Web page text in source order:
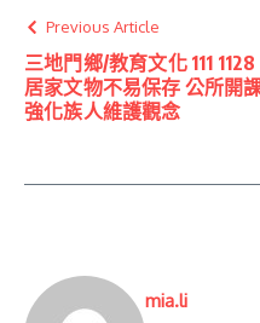
Previous Article
三地門鄉/教育文化 111 1128
居家文物不易保存 公所開
強化族人維護觀念
mia.li